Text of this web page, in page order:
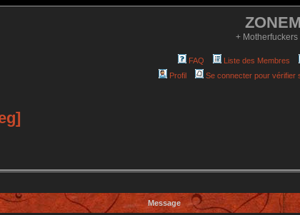
+
FAQ Liste des Membres
Profil
Se connecter pour vérifier
Message